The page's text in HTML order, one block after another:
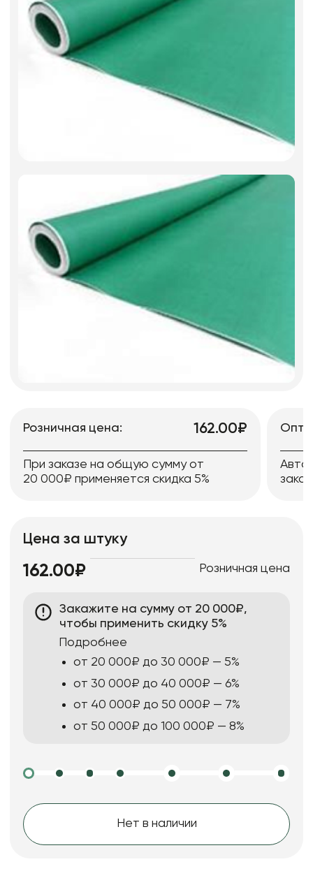
Фоамиран
Свечи
Игрушки мягкие
Розничная цена: 162.00₽
При заказе на общую сумму от
20 000₽ применяется скидка 5%
Цена за штуку
162.00₽ Розничная цена
Закажите на сумму от 20 000₽,
чтобы применить скидку 5%
Подробнее
от 20 000₽ до 30 000₽ — 5%
от 30 000₽ до 40 000₽ — 6%
от 40 000₽ до 50 000₽ — 7%
от 50 000₽ до 100 000₽ — 8%
Нет в наличии